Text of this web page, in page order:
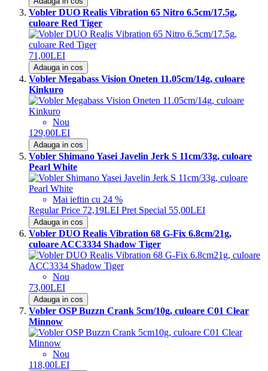
Vobler DUO Realis Vibration 65 Nitro 6.5cm/17.5g,
culoare Red Tiger
71,00LEI
Adauga in cos
Vobler Megabass Vision Oneten 11.05cm/14g, culoare
Kinkuro
Nou
129,00LEI
Adauga in cos
Vobler Shimano Yasei Javelin Jerk S 11cm/33g, culoare
Pearl White
Mai ieftin cu 24 %
Regular Price 72,19LEI Pret Special 55,00LEI
Adauga in cos
Vobler DUO Realis Vibration 68 G-Fix 6.8cm/21g,
culoare ACC3334 Shadow Tiger
Nou
73,00LEI
Adauga in cos
Vobler OSP Buzzn Crank 5cm/10g, culoare C01 Clear
Minnow
Nou
118,00LEI